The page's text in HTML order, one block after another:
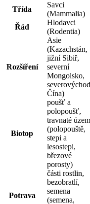
Třída
Savci
(Mammalia)
Řád
Hlodavci
(Rodentia)
Rozšíření
Asie
(Kazachstán,
jižní Sibiř,
severní
Mongolsko,
Čína)
Biotop
poušť a
polopoušť,
travnaté
(polopouště,
stepi a
lesostepi,
březové
porosty)
Potrava
části rostlin,
bezobratlí,
semena
(semena,